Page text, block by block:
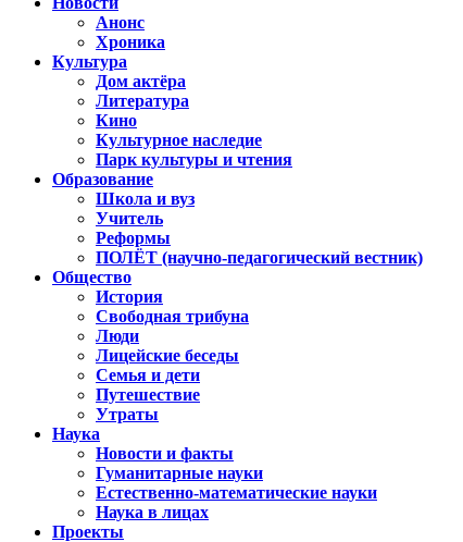
Анонс
Хроника
Культура
Дом актёра
Литература
Кино
Культурное наследие
Парк культуры и чтения
Образование
Школа и вуз
Учитель
Реформы
ПОЛЁТ (научно-педагогический вестник)
Общество
История
Свободная трибуна
Люди
Лицейские беседы
Семья и дети
Путешествие
Утраты
Наука
Новости и факты
Гуманитарные науки
Естественно-математические науки
Наука в лицах
Проекты